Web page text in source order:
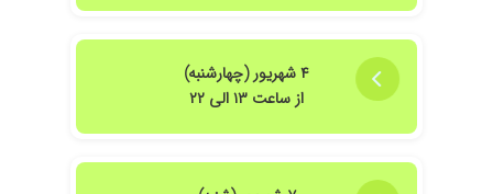
روماتیسم
ایشون فوق العاده پر انرژی هستن، دانش بالایی
فهمید پوکی استخون دارم دکتر باحوصله ای هستن
۴ شهریور (چهارشنبه)
از ساعت ۱۳ الی ۲۲